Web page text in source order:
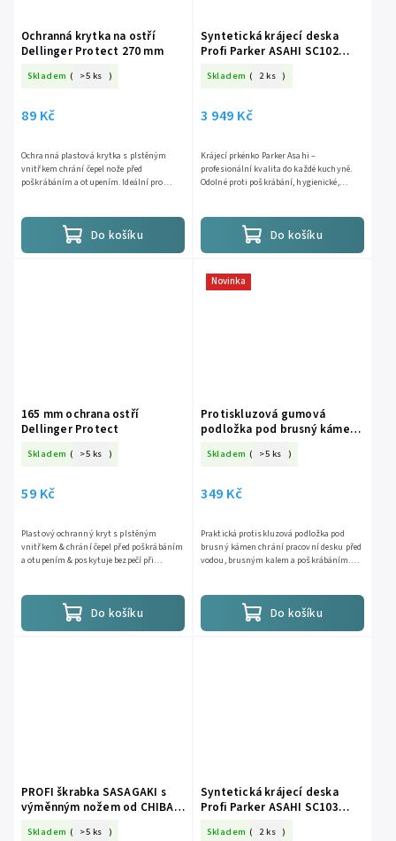
Ochranná krytka na ostří
Dellinger Protect 270 mm
Skladem ( >5 ks )
89 Kč
Do košíku
Ochranná plastová krytka s plstěným
vnitřkem chrání čepel nože před
poškrábáním a otupením. Ideální pro
Syntetická krájecí deska
Profi Parker ASAHI SC102
Skladem ( 2 ks )
3 949 Kč
Do košíku
Krájecí prkénko Parker Asahi –
profesionální kvalita do každé kuchyně.
Odolné proti poškrábání, hygienické,
165 mm ochrana ostří
Dellinger Protect
Skladem ( >5 ks )
59 Kč
Do košíku
Plastový ochranný kryt s plstěným
vnitřkem & chrání čepel před poškrábáním
a otupením & poskytuje bezpečí při
Novinka
Protiskluzová gumová
podložka pod brusný kámen
Skladem ( >5 ks )
349 Kč
Do košíku
Praktická protiskluzová podložka pod
brusný kámen chrání pracovní desku před
vodou, brusným kalem a poškrábáním.
PROFI škrabka SASAGAKI s
výměnným nožem od CHIBA
Skladem ( >5 ks )
Syntetická krájecí deska
Profi Parker ASAHI SC103
Skladem ( 2 ks )